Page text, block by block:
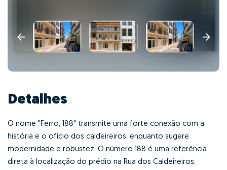
Detalhes
O nome "Ferro, 188" transmite uma forte conexão com a
história e o ofício dos caldeireiros, enquanto sugere
modernidade e robustez. O número 188 é uma referência
direta à localização do prédio na Rua dos Caldeireiros,